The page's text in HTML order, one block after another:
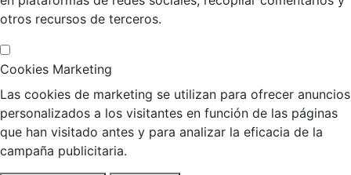
otros recursos de terceros.
Cookies Marketing
Las cookies de marketing se utilizan para ofrecer anuncios
personalizados a los visitantes en función de las páginas
que han visitado antes y para analizar la eficacia de la
campaña publicitaria.